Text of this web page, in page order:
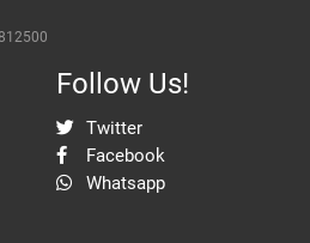
Follow Us!
Twitter
Facebook
Whatsapp